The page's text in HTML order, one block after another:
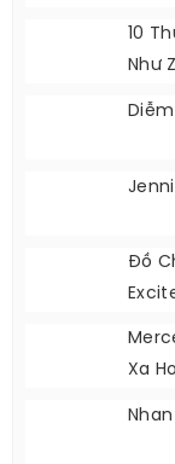
10
Như
Đồ
Xa